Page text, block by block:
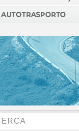
AUTOTRASPORTO